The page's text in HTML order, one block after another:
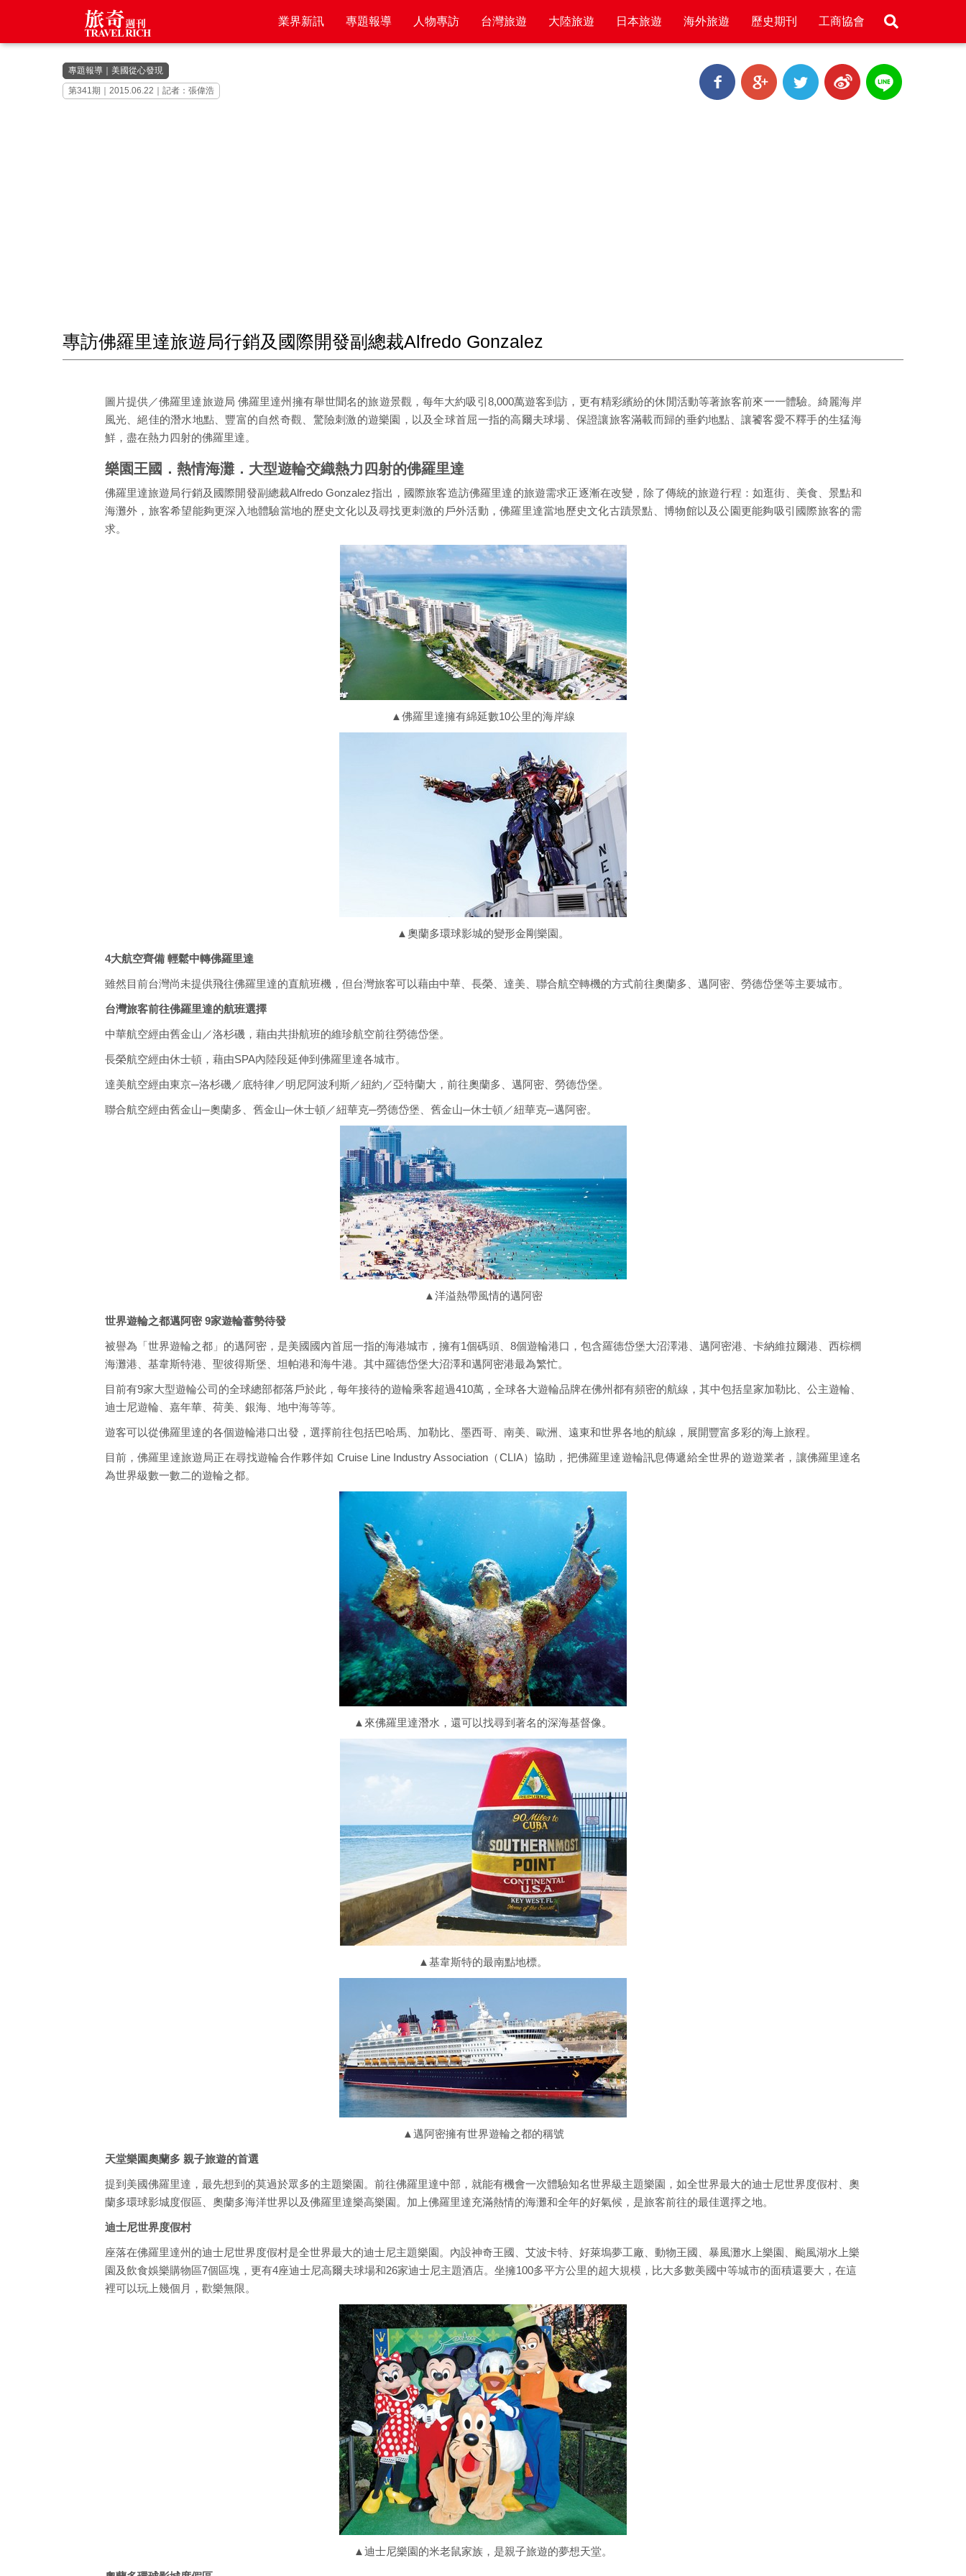
業界新訊 專題報導 人物專訪 台灣旅遊 大陸旅遊 日本旅遊 海外旅遊 歷史期刊 工商協會
專題報導
美國從心發現
第341期｜2015.06.22｜記者：張偉浩
專訪佛羅里達旅遊局行銷及國際開發副總裁Alfredo Gonzalez
圖片提供／佛羅里達旅遊局 佛羅里達州擁有舉世聞名的旅遊景觀，每年大約吸引8,000萬遊客到訪，更有精彩繽紛的休閒活動等著旅客前來一一體驗。綺麗海岸
風光、絕佳的潛水地點、豐富的自然奇觀、驚險刺激的遊樂園，以及全球首屈一指的高爾夫球場、保證讓旅客滿載而歸的垂釣地點、讓饕客愛不釋手的生猛海
鮮，盡在熱力四射的佛羅里達。
樂園王國．熱情海灘．大型遊輪交織熱力四射的佛羅里達
佛羅里達旅遊局行銷及國際開發副總裁Alfredo Gonzalez指出，國際旅客造訪佛羅里達的旅遊需求正逐漸在改變，除了傳統的旅遊行程：如逛街、美食、景點和
海灘外，旅客希望能夠更深入地體驗當地的歷史文化以及尋找更刺激的戶外活動，佛羅里達當地歷史文化古蹟景點、博物館以及公園更能夠吸引國際旅客的需
求。
▲佛羅里達擁有綿延數10公里的海岸線
▲奧蘭多環球影城的變形金剛樂園。
4大航空齊備 輕鬆中轉佛羅里達
雖然目前台灣尚未提供飛往佛羅里達的直航班機，但台灣旅客可以藉由中華、長榮、達美、聯合航空轉機的方式前往奧蘭多、邁阿密、勞德岱堡等主要城市。
台灣旅客前往佛羅里達的航班選擇
中華航空經由舊金山／洛杉磯，藉由共掛航班的維珍航空前往勞德岱堡。
長榮航空經由休士頓，藉由SPA內陸段延伸到佛羅里達各城市。
達美航空經由東京─洛杉磯／底特律／明尼阿波利斯／紐約／亞特蘭大，前往奧蘭多、邁阿密、勞德岱堡。
聯合航空經由舊金山─奧蘭多、舊金山─休士頓／紐華克─勞德岱堡、舊金山─休士頓／紐華克─邁阿密。
▲洋溢熱帶風情的邁阿密
世界遊輪之都邁阿密 9家遊輪蓄勢待發
被譽為「世界遊輪之都」的邁阿密，是美國國內首屈一指的海港城市，擁有1個碼頭、8個遊輪港口，包含羅德岱堡大沼澤港、邁阿密港、卡納維拉爾港、西棕櫚
海灘港、基韋斯特港、聖彼得斯堡、坦帕港和海牛港。其中羅德岱堡大沼澤和邁阿密港最為繁忙。
目前有9家大型遊輪公司的全球總部都落戶於此，每年接待的遊輪乘客超過410萬，全球各大遊輪品牌在佛州都有頻密的航線，其中包括皇家加勒比、公主遊輪、
迪士尼遊輪、嘉年華、荷美、銀海、地中海等等。
遊客可以從佛羅里達的各個遊輪港口出發，選擇前往包括巴哈馬、加勒比、墨西哥、南美、歐洲、遠東和世界各地的航線，展開豐富多彩的海上旅程。
目前，佛羅里達旅遊局正在尋找遊輪合作夥伴如 Cruise Line Industry Association（CLIA）協助，把佛羅里達遊輪訊息傳遞給全世界的遊遊業者，讓佛羅里達名
為世界級數一數二的遊輪之都。
▲來佛羅里達潛水，還可以找尋到著名的深海基督像。
▲基韋斯特的最南點地標。
▲邁阿密擁有世界遊輪之都的稱號
天堂樂園奧蘭多 親子旅遊的首選
提到美國佛羅里達，最先想到的莫過於眾多的主題樂園。前往佛羅里達中部，就能有機會一次體驗知名世界級主題樂園，如全世界最大的迪士尼世界度假村、奧
蘭多環球影城度假區、奧蘭多海洋世界以及佛羅里達樂高樂園。加上佛羅里達充滿熱情的海灘和全年的好氣候，是旅客前往的最佳選擇之地。
迪士尼世界度假村
座落在佛羅里達州的迪士尼世界度假村是全世界最大的迪士尼主題樂園。內設神奇王國、艾波卡特、好萊塢夢工廠、動物王國、暴風灘水上樂園、颱風湖水上樂
園及飲食娛樂購物區7個區塊，更有4座迪士尼高爾夫球場和26家迪士尼主題酒店。坐擁100多平方公里的超大規模，比大多數美國中等城市的面積還要大，在這
裡可以玩上幾個月，歡樂無限。
▲迪士尼樂園的米老鼠家族，是親子旅遊的夢想天堂。